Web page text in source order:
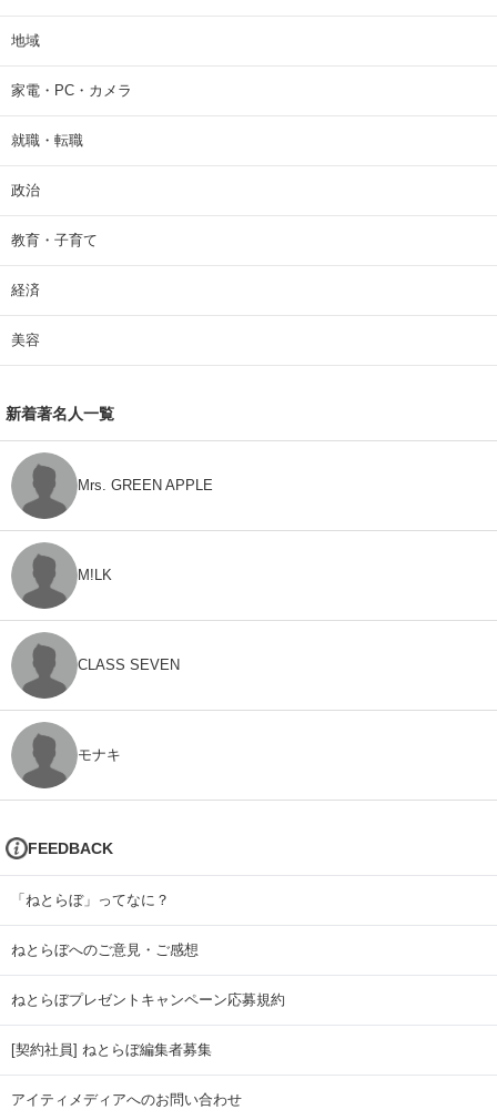
地域
家電・PC・カメラ
就職・転職
政治
教育・子育て
経済
美容
新着著名人一覧
Mrs. GREEN APPLE
M!LK
CLASS SEVEN
モナキ
FEEDBACK
「ねとらぼ」ってなに？
ねとらぼへのご意見・ご感想
ねとらぼプレゼントキャンペーン応募規約
[契約社員] ねとらぼ編集者募集
アイティメディアへのお問い合わせ